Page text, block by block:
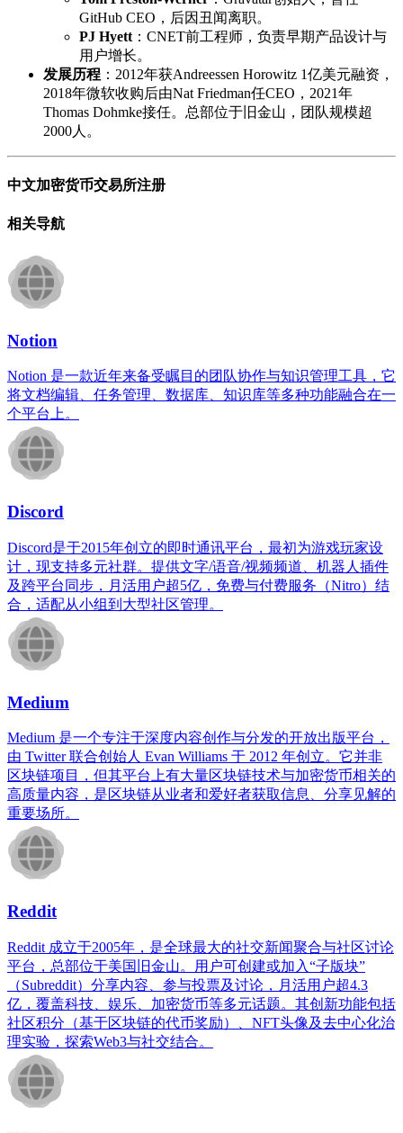
GitHub CEO，后因丑闻离职。
PJ Hyett ：CNET前工程师，负责早期产品设计与
用户增长。
发展历程 ：2012年获Andreessen Horowitz 1亿美元融资，
2018年微软收购后由Nat Friedman任CEO，2021年
Thomas Dohmke接任。总部位于旧金山，团队规模超
2000人。
中文加密货币交易所注册
相关导航
Notion
Notion 是一款近年来备受瞩目的团队协作与知识管理工具，它
将文档编辑、任务管理、数据库、知识库等多种功能融合在一
个平台上。
Discord
Discord是于2015年创立的即时通讯平台，最初为游戏玩家设
计，现支持多元社群。提供文字/语音/视频频道、机器人插件
及跨平台同步，月活用户超5亿，免费与付费服务（Nitro）结
合，适配从小组到大型社区管理。
Medium
Medium 是一个专注于深度内容创作与分发的开放出版平台，
由 Twitter 联合创始人 Evan Williams 于 2012 年创立。它并非
区块链项目，但其平台上有大量区块链技术与加密货币相关的
高质量内容，是区块链从业者和爱好者获取信息、分享见解的
重要场所。
Reddit
Reddit 成立于2005年，是全球最大的社交新闻聚合与社区讨论
平台，总部位于美国旧金山。用户可创建或加入“子版块”
（Subreddit）分享内容、参与投票及讨论，月活用户超4.3
亿，覆盖科技、娱乐、加密货币等多元话题。其创新功能包括
社区积分（基于区块链的代币奖励）、NFT头像及去中心化治
理实验，探索Web3与社交结合。